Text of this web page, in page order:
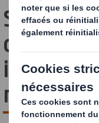
Solutions
manquer